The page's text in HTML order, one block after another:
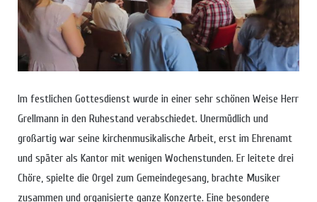
Im festlichen Gottesdienst wurde in einer sehr schönen Weise Herr
Grellmann in den Ruhestand verabschiedet. Unermüdlich und
großartig war seine kirchenmusikalische Arbeit, erst im Ehrenamt
und später als Kantor mit wenigen Wochenstunden. Er leitete drei
Chöre, spielte die Orgel zum Gemeindegesang, brachte Musiker
zusammen und organisierte ganze Konzerte. Eine besondere